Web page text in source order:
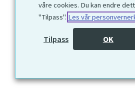
1972 © Galleri
våre cookies. Du kan endre
"Tilpass". Les vår
Tilpass OK